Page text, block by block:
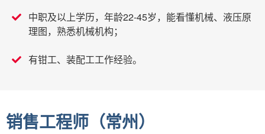
中职及以上学历，年龄22-45岁，能看懂机械、液压原
理图，熟悉机械机构；
有钳工、装配工工作经验。
销售工程师（常州）